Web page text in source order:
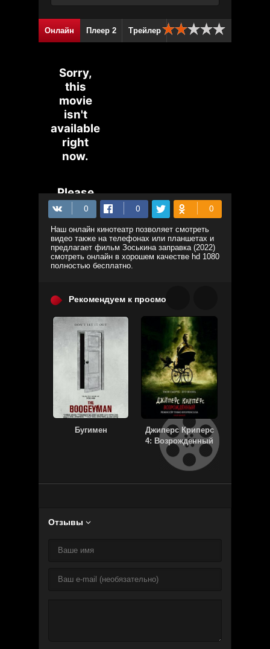
Онлайн Плеер 2 Трейлер
Наш онлайн кинотеатр позволяет смотреть
видео также на телефонах или планшетах и
предлагает фильм Зоськина заправка (2022)
смотреть онлайн в хорошем качестве hd 1080
полностью бесплатно.
Рекомендуем к просмотру:
Бугимен
Джиперс Криперс
4: Возрожденный
Отзывы 